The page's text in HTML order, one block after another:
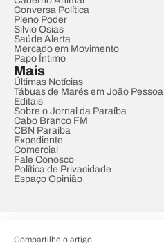
Compartilhe o artigo
Conversa Política
Pleno Poder
Sílvio Osias
Saúde Alerta
Mercado em Movimento
Papo Íntimo
Mais
Últimas Notícias
Tábuas de Marés em João Pessoa
Editais
Sobre o Jornal da Paraíba
Cabo Branco FM
CBN Paraíba
Expediente
Comercial
Fale Conosco
Política de Privacidade
Espaço Opinião